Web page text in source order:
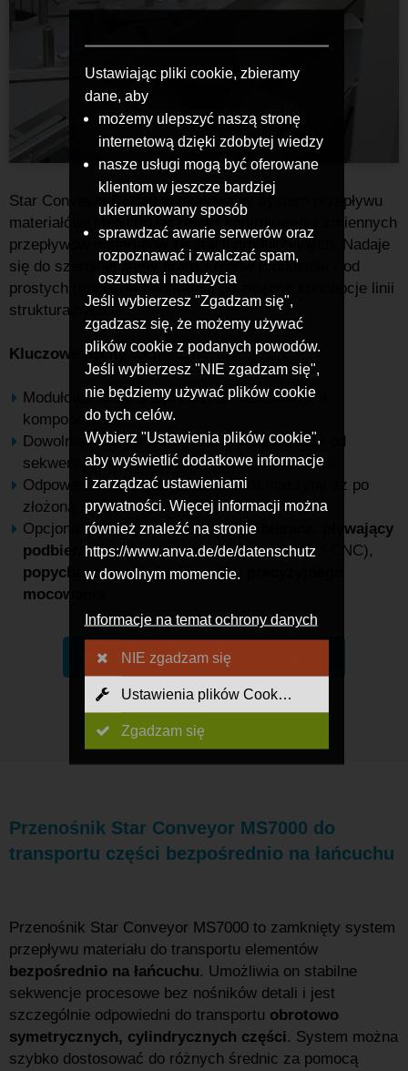
Star Conveyor PS930 to skalowalny system przepływu
materiałów (MFS) do łączenia i kontrolowania zmiennych
przepływów materiałów ze stacji produkcyjnych. Nadaje
się do szerokiej gamy branż i typów produktów - od
prostych procesów podawania po złożone koncepcje linii
strukturalnych.
Kluczowe cechy techniczne:
Modułowa konstrukcja ze znormalizowanymi
komponentami
Dowolnie konfigurowalny układ w zależności od
sekwencji procesu, czasu i punktów transferu
Odpowiedni do prostego załadunku maszyny aż po
złożoną integrację linii
Opcjonalne moduły funkcyjne:Podbieracz
pływający
podbieracz(do samozaładowczych maszyn CNC),
popychacz,stacje kodowania
mocowania
Systemy przepływu materiałów
Przenośnik Star Conveyor MS7000 do
transportu części bezpośrednio na łańcuchu
Przenośnik Star Conveyor MS7000 to zamknięty system
przepływu materiału do transportu elementów
bezpośrednio na łańcuchu. Umożliwia on stabilne
sekwencje procesowe bez nośników detali i jest
szczególnie odpowiedni do transportu obrotowo
symetrycznych, cylindrycznych części. System można
szybko dostosować do różnych średnic za pomocą
Ustawiając pliki cookie, zbieramy
dane, aby
możemy ulepszyć naszą stronę
internetową dzięki zdobytej wiedzy
nasze usługi mogą być oferowane
klientom w jeszcze bardziej
ukierunkowany sposób
sprawdzać awarie serwerów oraz
rozpoznawać i zwalczać spam,
oszustwa i nadużycia
Jeśli wybierzesz "Zgadzam się",
zgadzasz się, że możemy używać
plików cookie z podanych powodów.
Jeśli wybierzesz "NIE zgadzam się",
nie będziemy używać plików cookie
do tych celów.
Wybierz "Ustawienia plików cookie",
aby wyświetlić dodatkowe informacje
i zarządzać ustawieniami
prywatności. Więcej informacji można
również znaleźć na stronie
https://www.anva.de/de/datenschutz
w dowolnym momencie.
Informacje na temat ochrony danych
NIE zgadzam się
Ustawienia plików Cookies
Zgadzam się